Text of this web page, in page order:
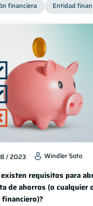
financiera Entidad
/ 2023 Windler Soto
requisitos para
de ahorros (o cualquier